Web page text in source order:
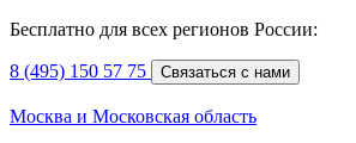
Бесплатно для всех регионов России:
8 (495) 150 57 75 Связаться с нами
Москва и Московская область